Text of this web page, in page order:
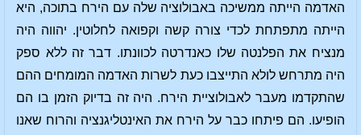
האדמה הייתה ממשיכה באבולוציה שלה עם הירח בתוכה, היא
הייתה מתפתחת לכדי צורה קשה וקפואה לחלוטין. יהווה היה
מנציח את הפלנטה שלו כאנדרטה לכוונתו. דבר זה ללא ספק
היה מתרחש לולא התייצבו כעת לשרות האדמה המומחים ההם
שהתקדמו מעבר לאבולוציית הירח. היה זה בדיוק הזמן בו הם
הופיעו. הם פיתחו כבר על הירח את האינטליגנציה והרוח שאנו